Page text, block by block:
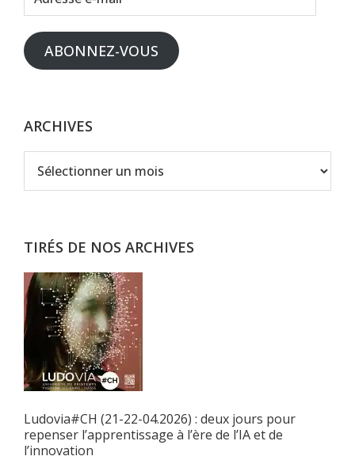
e-
mail
ABONNEZ-VOUS
ARCHIVES
TIRÉS DE NOS ARCHIVES
Ludovia#CH (21-22-04.2026) : deux jours pour
repenser l’apprentissage à l’ère de l’IA et de
l’innovation